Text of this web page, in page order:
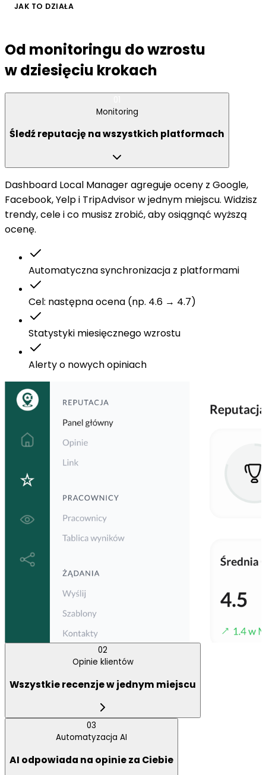
JAK TO DZIAŁA
Od monitoringu do wzrostu
w dziesięciu krokach
Monitoring
Śledź reputację na wszystkich platformach
Dashboard Local Manager agreguje oceny z Google,
Facebook, Yelp i TripAdvisor w jednym miejscu. Widzisz
trendy, cele i co musisz zrobić, aby osiągnąć wyższą
ocenę.
Automatyczna synchronizacja z platformami
Cel: następna ocena (np. 4.6 → 4.7)
Statystyki miesięcznego wzrostu
Alerty o nowych opiniach
02
Opinie klientów
Wszystkie recenzje w jednym miejscu
Przeglądaj i odpowiadaj na recenzje z Google,
Manager. Odpowiedzi AI pojawiają się automatycznie -
03
Automatyzacja AI
AI odpowiada na opinie za Ciebie